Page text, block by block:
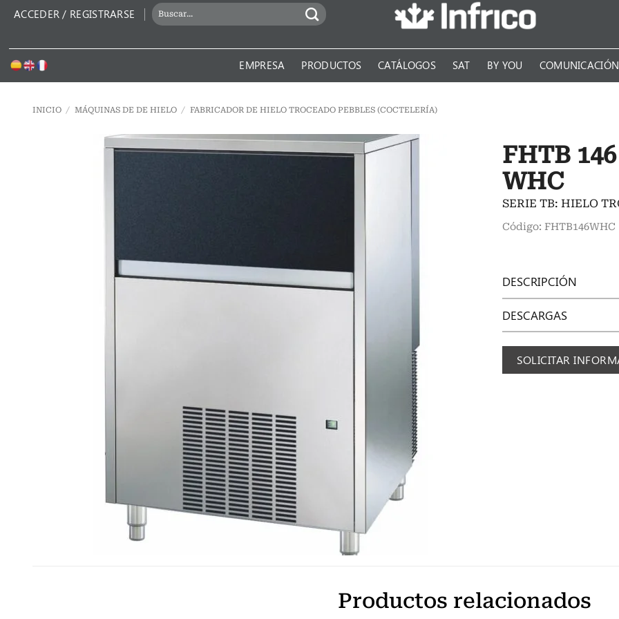
ACCEDER / REGISTRARSE
BUSCAR
POR:
EMPRESA PRODUCTOS CATÁLOGOS SAT BY YOU COMUNICACIÓN
INICIO / MÁQUINAS DE DE HIELO / FABRICADOR DE HIELO TROCEADO PEBBLES (COCTELERÍA)
FHTB 146
WHC
SERIE TB: HIELO
Código: FHTB146WHC
DESCRIPCIÓN
DESCARGAS
SOLICITAR
Productos relacionados